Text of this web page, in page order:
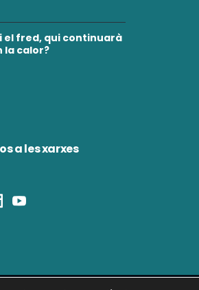
el fred, qui continuarà
la calor?
a les xarxes